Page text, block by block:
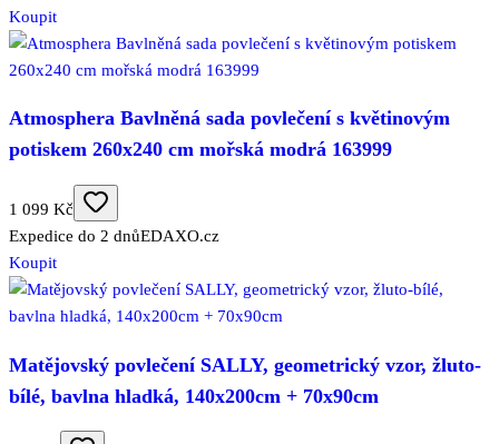
Koupit
Atmosphera Bavlněná sada povlečení s květinovým
potiskem 260x240 cm mořská modrá 163999
1 099 Kč
Expedice do 2 dnůEDAXO.cz
Koupit
Matějovský povlečení SALLY, geometrický vzor, žluto-
bílé, bavlna hladká, 140x200cm + 70x90cm